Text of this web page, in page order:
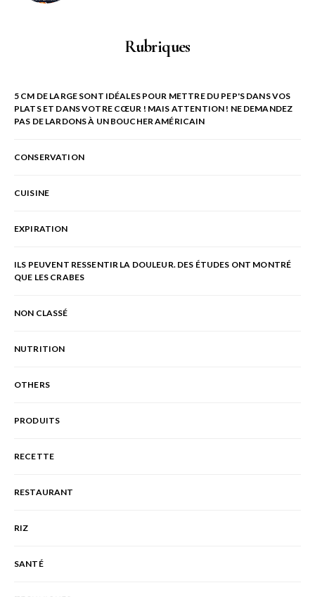
Rubriques
5 CM DE LARGE SONT IDÉALES POUR METTRE DU PEP'S DANS VOS
PLATS ET DANS VOTRE CŒUR ! MAIS ATTENTION ! NE DEMANDEZ
PAS DE LARDONS À UN BOUCHER AMÉRICAIN
CONSERVATION
CUISINE
EXPIRATION
ILS PEUVENT RESSENTIR LA DOULEUR. DES ÉTUDES ONT MONTRÉ
QUE LES CRABES
NON CLASSÉ
NUTRITION
OTHERS
PRODUITS
RECETTE
RESTAURANT
RIZ
SANTÉ